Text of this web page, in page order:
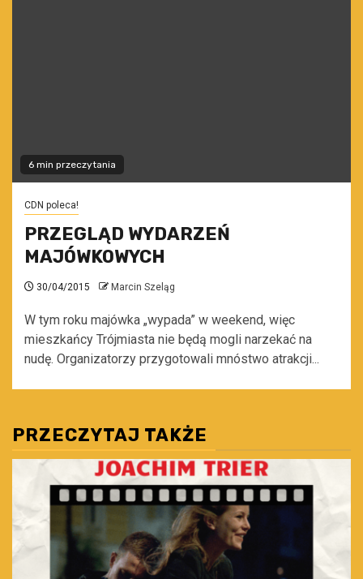
6 min przeczytania
CDN poleca!
PRZEGLĄD WYDARZEŃ
MAJÓWKOWYCH
30/04/2015 Marcin Szeląg
W tym roku majówka „wypada” w weekend, więc
mieszkańcy Trójmiasta nie będą mogli narzekać na
nudę. Organizatorzy przygotowali mnóstwo atrakcji...
PRZECZYTAJ TAKŻE